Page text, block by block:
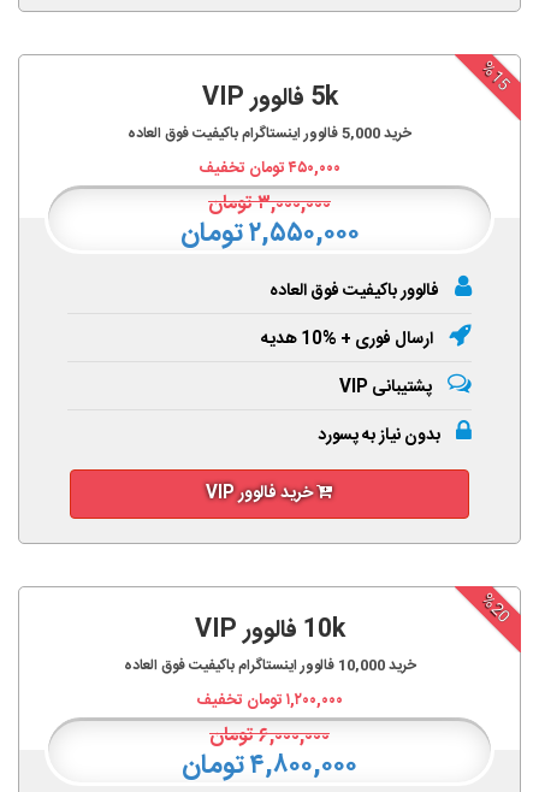
%15
5k فالوور VIP
خرید5,000فالوور اینستاگرام باکیفیت فوق العاده
۴۵۰,۰۰۰تومان تخفیف
۳,۰۰۰,۰۰۰تومان
۲,۵۵۰,۰۰۰ تومان
فالوور باکیفیت فوق العاده
ارسال فوری + %10 هدیه
پشتیبانی VIP
بدون نیاز به پسورد
خرید فالوور VIP
%20
10k فالوور VIP
خرید10,000 فالوور اینستاگرام باکیفیت فوق العاده
۱,۲۰۰,۰۰۰تومان تخفیف
۶,۰۰۰,۰۰۰تومان
۴,۸۰۰,۰۰۰ تومان